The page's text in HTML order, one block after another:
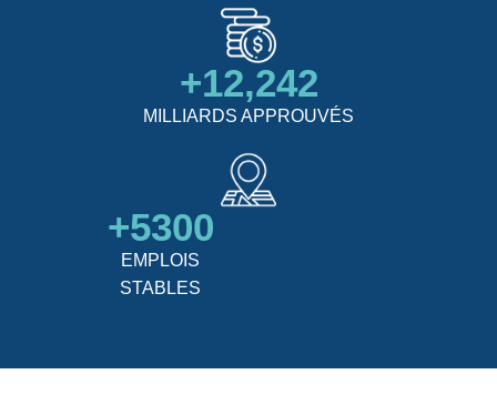
MILLIARDS APPROUVÉS
+12,242
EMPLOIS
STABLES
+5300